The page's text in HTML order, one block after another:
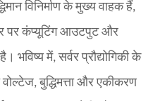
विनिर्माण के मुख्य वाहक हैं,
पर कंप्यूटिंग आउटपुट और
भविष्य में, सर्वर प्रौद्योगिकी के
बुद्धिमत्ता और एकीकरण